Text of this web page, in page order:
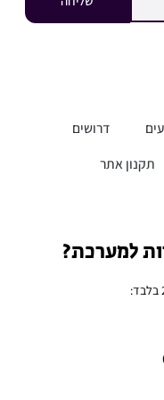
דרושים
תקנון אתר
למערכת?